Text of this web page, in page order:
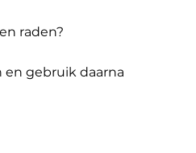
raden?
en gebruik daarna